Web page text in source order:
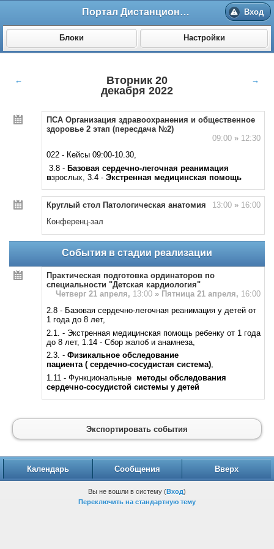
Портал Дистанционного обучения ВолгГМУ Вход
Блоки Настройки
←
Вторник 20
декабря 2022
→
ПСА Организация здравоохранения и общественное
здоровье 2 этап (пересдача №2)
09:00 »12:30
022 - Кейсы 09:00-10.30,
3.8 - Базовая сердечно-легочная реанимация
взрослых, 3.4 - Экстренная медицинская помощь
Круглый стол Патологическая анатомия 13:00 »16:00
Конференц-зал
События в стадии реализации
Практическая подготовка ординаторов по
специальности "Детская кардиология"
Четверг 21 апреля, 13:00 » Пятница 21 апреля, 16:00
2.8 - Базовая сердечно-легочная реанимация у детей от
1 года до 8 лет,
2.1. - Экстренная медицинская помощь ребенку от 1 года
до 8 лет, 1.14 - Сбор жалоб и анамнеза,
2.3. - Физикальное обследование
пациента ( сердечно-сосудистая система),
1.11 - Функциональные методы обследования
сердечно-сосудистой системы у детей
Экспортировать события
Календарь Сообщения Вверх
Вы не вошли в систему (Вход)
Переключить на стандартную тему